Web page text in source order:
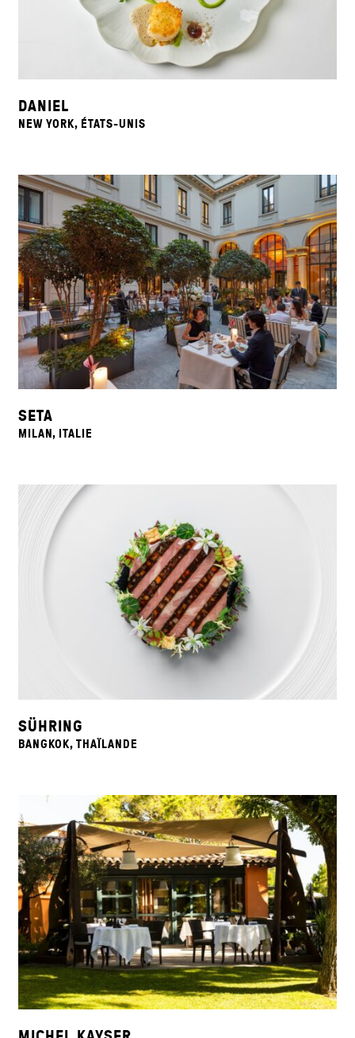
DANIEL
NEW YORK, ÉTATS-UNIS
SETA
MILAN, ITALIE
SÜHRING
BANGKOK, THAÏLANDE